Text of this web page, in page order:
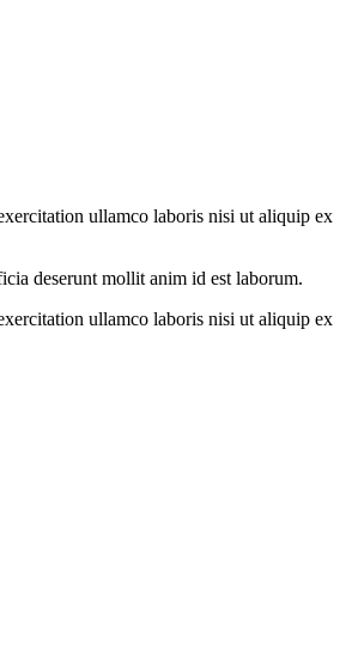
ullamco laboris nisi ut aliquip ex
deserunt mollit anim id est laborum.
ullamco laboris nisi ut aliquip ex